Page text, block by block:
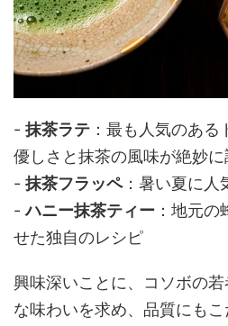
- 抹茶ラテ ：最も人気のあ
優しさと抹茶の風味が絶妙に
- 抹茶フラッペ：暑い夏に人
-ハニー抹茶ティー ：地元
せた独自のレシピ
興味深いことに、コソボの
な味わいを求め、品質にも